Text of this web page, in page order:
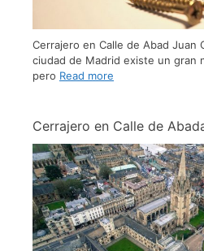
Cerrajero en Calle de Abad Juan
ciudad de Madrid existe un gran
pero Read more
Cerrajero en Calle de